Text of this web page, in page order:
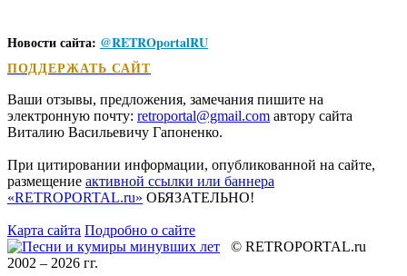
Новости сайта: @RETROportalRU
ПОДДЕРЖАТЬ САЙТ
Ваши отзывы, предложения, замечания пишите на
электронную почту: retroportal@gmail.com автору сайта
Виталию Васильевичу Гапоненко.
При цитировании информации, опубликованной на сайте,
размещение активной ссылки или баннера
«RETROPORTAL.ru» ОБЯЗАТЕЛЬНО!
Карта сайта Подробно о сайте
© RETROPORTAL.ru
2002 – 2026 гг.